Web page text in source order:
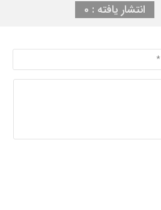
انتشار یافته : 0